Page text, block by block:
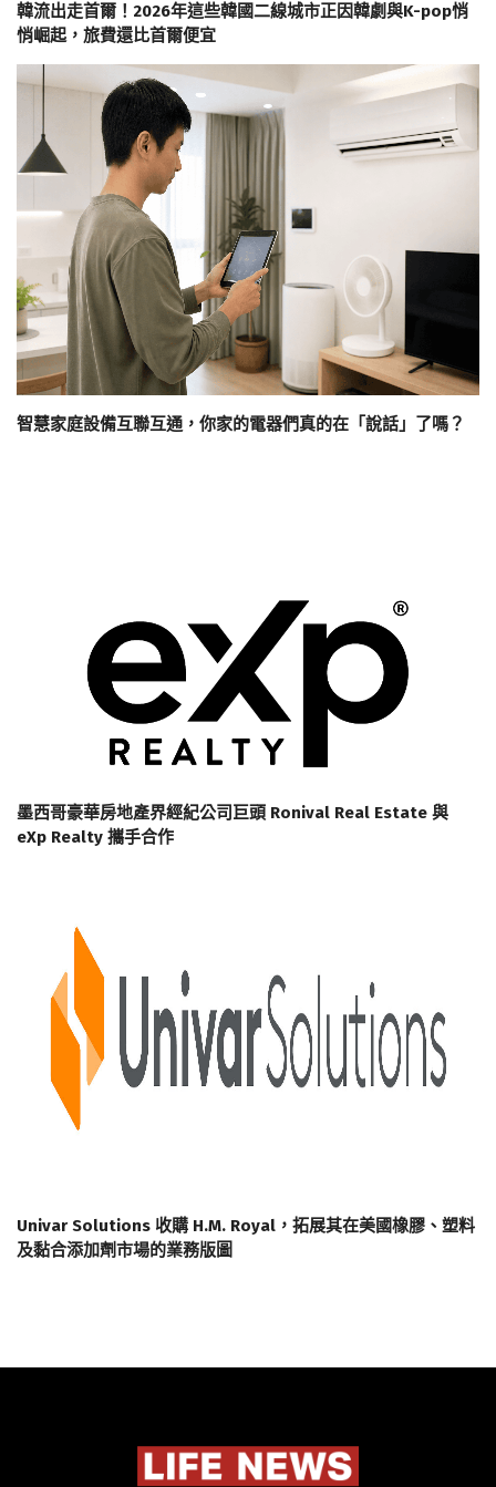
韓流出走首爾！2026年這些韓國二線城市正因韓劇與K-pop悄
悄崛起，旅費還比首爾便宜
智慧家庭設備互聯互通，你家的電器們真的在「說話」了嗎？
墨西哥豪華房地產界經紀公司巨頭 Ronival Real Estate 與
eXp Realty 攜手合作
Univar Solutions 收購 H.M. Royal，拓展其在美國橡膠、塑料
及黏合添加劑市場的業務版圖